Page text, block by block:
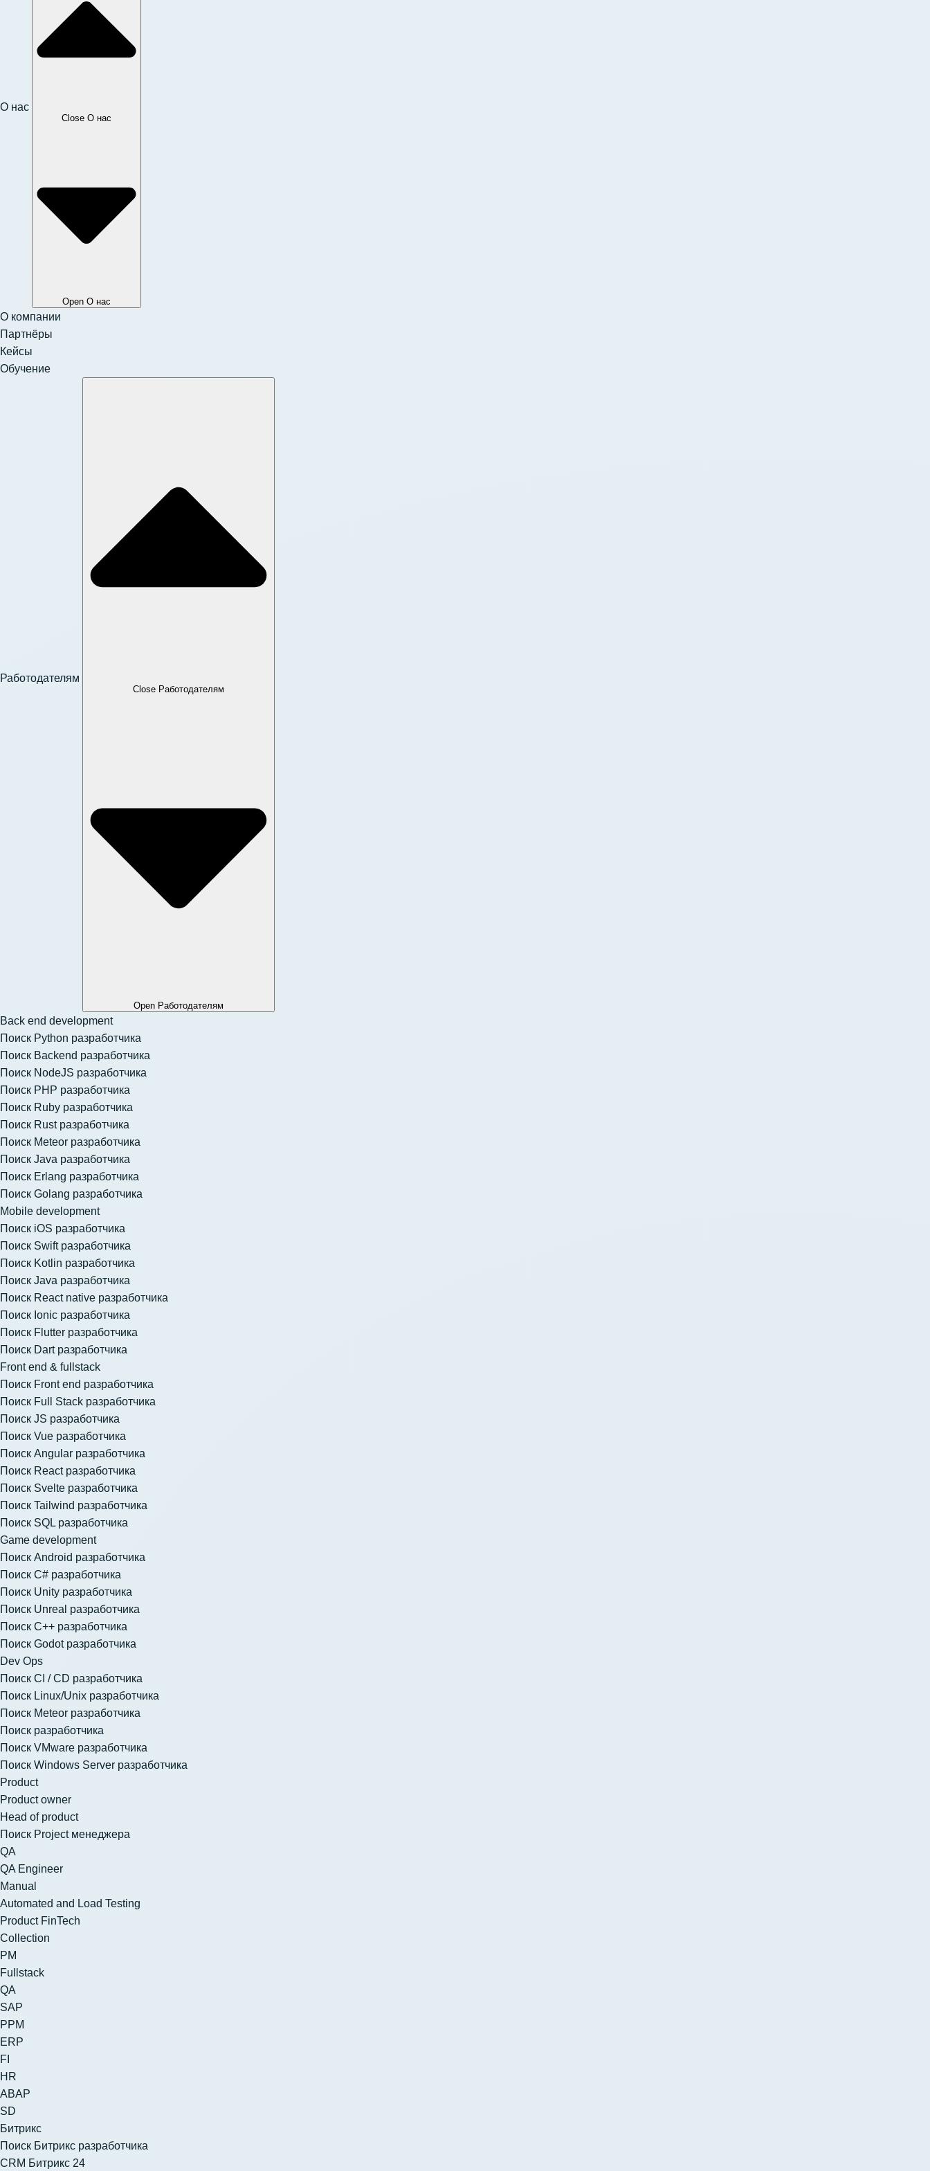
О нас
Close О нас
Open О нас
О компании
Партнёры
Кейсы
Обучение
Работодателям
Close Работодателям
Open Работодателям
Back end development
Поиск Python разработчика
Поиск Backend разработчика
Поиск NodeJS разработчика
Поиск PHP разработчика
Поиск Ruby разработчика
Поиск Rust разработчика
Поиск Meteor разработчика
Поиск Java разработчика
Поиск Erlang разработчика
Поиск Golang разработчика
Mobile development
Поиск iOS разработчика
Поиск Swift разработчика
Поиск Kotlin разработчика
Поиск Java разработчика
Поиск React native разработчика
Поиск Ionic разработчика
Поиск Flutter разработчика
Поиск Dart разработчика
Front end & fullstack
Поиск Front end разработчика
Поиск Full Stack разработчика
Поиск JS разработчика
Поиск Vue разработчика
Поиск Angular разработчика
Поиск React разработчика
Поиск Svelte разработчика
Поиск Tailwind разработчика
Поиск SQL разработчика
Game development
Поиск Android разработчика
Поиск C# разработчика
Поиск Unity разработчика
Поиск Unreal разработчика
Поиск C++ разработчика
Поиск Godot разработчика
Dev Ops
Поиск CI / CD разработчика
Поиск Linux/Unix разработчика
Поиск Meteor разработчика
Поиск разработчика
Поиск VMware разработчика
Поиск Windows Server разработчика
Product
Product owner
Head of product
Поиск Project менеджера
QA
QA Engineer
Manual
Automated and Load Testing
Product FinTech
Collection
PM
Fullstack
QA
SAP
PPM
ERP
FI
HR
ABAP
SD
Битрикс
Поиск Битрикс разработчика
CRM Битрикс 24